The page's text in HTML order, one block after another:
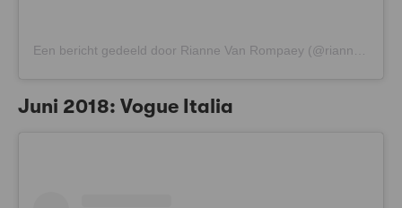
Juni 2018: Vogue Italia